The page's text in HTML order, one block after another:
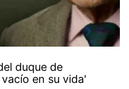
duque de
en su vida'